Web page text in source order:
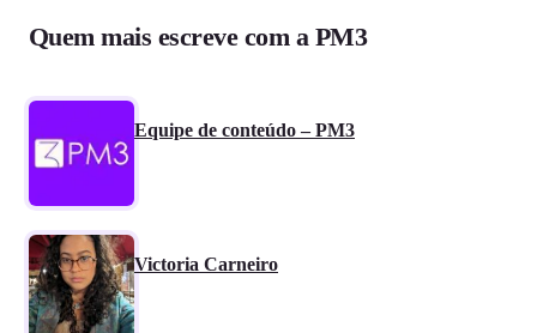
Quem mais escreve com a PM3
Equipe de conteúdo – PM3
Victoria Carneiro